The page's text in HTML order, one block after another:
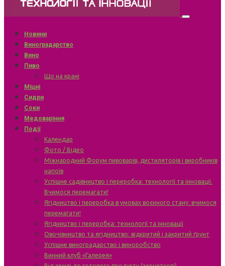
Новини
Виноградарство
Вино
Пиво
Що на крані
Міцні
Сидри
Соки
Медоваріння
Події
Календар
Фото / Відео
Міжнародний Форум пивоварів, дистиляторів і виробників
напоїв
Успішне садівництво і переробка: технології та інновації.
Вчимося перемагати!
Ягідництво і переробка в умовах воєнного стану: вчимося
перемагати!
Ягідництво і переробка: технології та інновації
Овочівництво та ягідництво: відкритий і закритий ґрунт
Успішне виноградарство і виноробство
Винний клуб «Галерея»